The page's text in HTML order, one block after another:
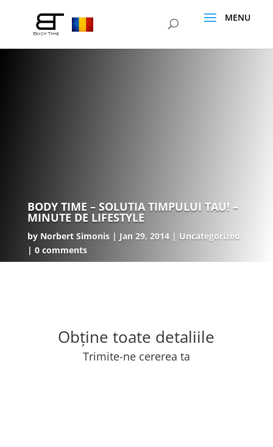
BODY TIME – SOLUTIA TIMPULUI TAU! –
MINUTE DE LIFESTYLE
by Norbert Simonis Jan 29, 2014
Uncategorized
0 comments
Obține toate detaliile
Trimite-ne cererea ta